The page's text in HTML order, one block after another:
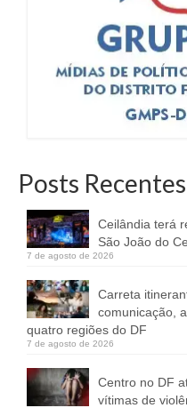
Posts Recentes
Ceilândia terá
São João do
7 de agosto de 2026
Carreta
comunicação,
quatro regiões do DF
7 de agosto de 2026
Centro no DF
vítimas de